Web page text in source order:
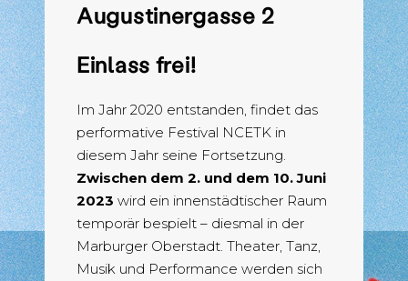
Augustinergasse 2
Einlass frei!
Im Jahr 2020 entstanden, findet das
performative Festival NCETK in
diesem Jahr seine Fortsetzung.
Zwischen dem 2. und dem 10. Juni
2023 wird ein innenstädtischer Raum
temporär bespielt – diesmal in der
Marburger Oberstadt. Theater, Tanz,
Musik und Performance werden sich